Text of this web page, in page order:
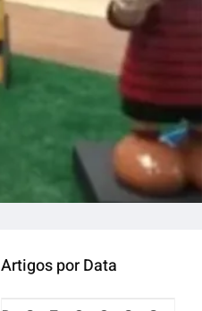
Artigos por Data